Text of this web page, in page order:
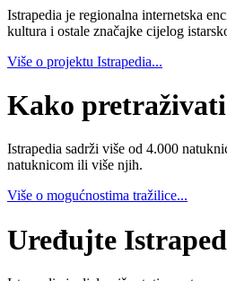
Istrapedia je regionalna internetska
kultura i ostale značajke cijelog
Više o projektu Istrapedia...
Kako pretraživati
Istrapedia sadrži više od 4.000
natuknicom ili više njih.
Više o mogućnostima tražilice...
Uređujte